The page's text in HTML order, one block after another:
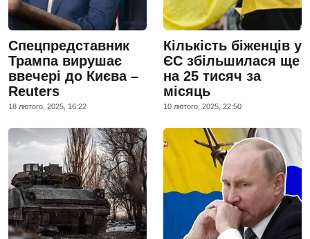
Спецпредставник
Трампа вирушає
ввечері до Києва –
Reuters
18 лютого, 2025, 16:22
Кількість біженців у
ЄС збільшилася ще
на 25 тисяч за
місяць
10 лютого, 2025, 22:50